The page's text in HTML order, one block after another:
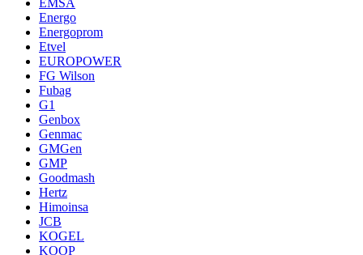
EMSA
Energo
Energoprom
Etvel
EUROPOWER
FG Wilson
Fubag
G1
Genbox
Genmac
GMGen
GMP
Goodmash
Hertz
Himoinsa
JCB
KOGEL
KOOP